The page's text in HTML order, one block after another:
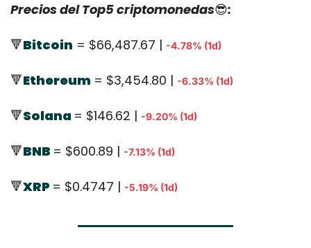
Precios del Top5 criptomonedas😎:
🔻Bitcoin = $66,487.67 | -4.78% (1d)
🔻Ethereum = $3,454.80 | -6.33% (1d)
🔻Solana = $146.62 | -9.20% (1d)
🔻BNB = $600.89 | -7.13% (1d)
🔻XRP = $0.4747 | -5.19% (1d)